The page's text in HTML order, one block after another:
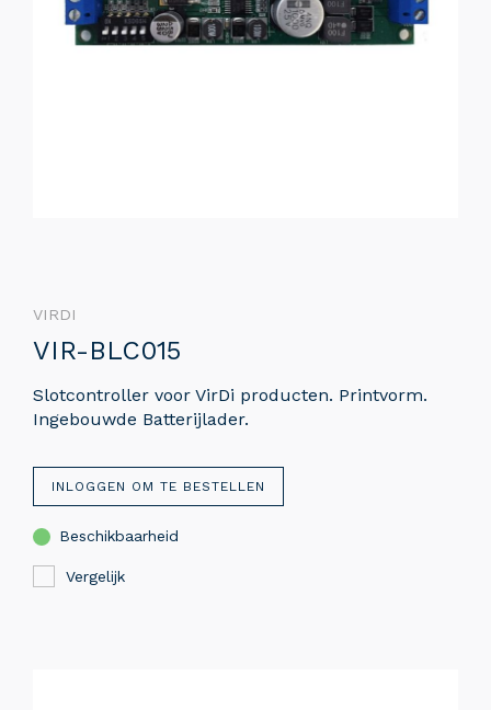
VIRDI
VIR-BLC015
Slotcontroller voor VirDi producten. Printvorm.
Ingebouwde Batterijlader.
INLOGGEN OM TE BESTELLEN
Beschikbaarheid
Vergelijk